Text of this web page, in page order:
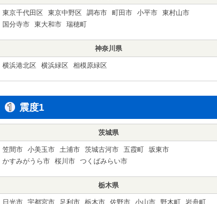
東京千代田区 東京中野区 調布市 町田市 小平市
東村山市
国分寺市
東大和市 瑞穂町
神奈川県
横浜港北区 横浜緑区 相模原緑区
震度1
茨城県
笠間市 小美玉市 土浦市 茨城古河市 五霞町
坂東市
かすみがうら市
桜川市 つくばみらい市
栃木県
日光市 宇都宮市 足利市 栃木市 佐野市 小山市 野木町 岩舟町